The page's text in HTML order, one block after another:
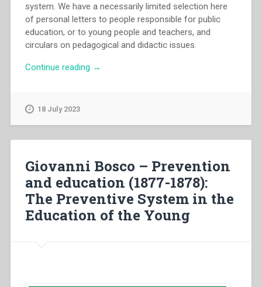
system. We have a necessarily limited selection here
of personal letters to people responsible for public
education, or to young people and teachers, and
circulars on pedagogical and didactic issues.
Continue reading “Giovanni
disciplinary
matters
(1846-
1879”
→
18 July 2023
Giovanni Bosco – Prevention
and education (1877-1878):
The Preventive System in the
Education of the Young